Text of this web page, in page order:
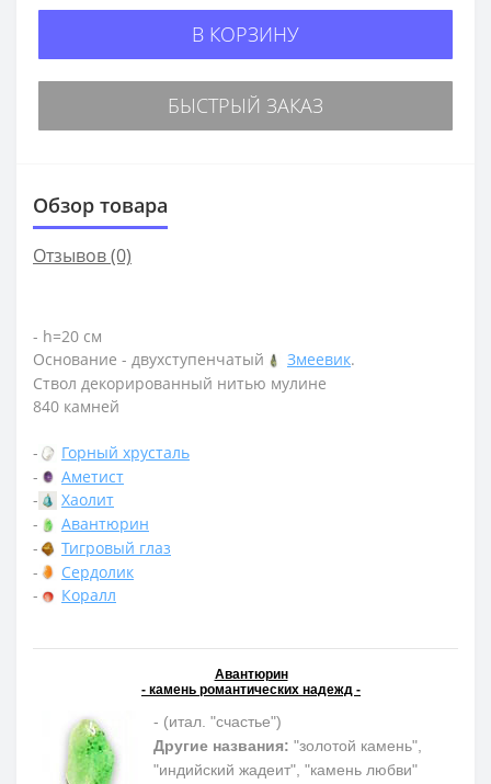
В КОРЗИНУ
БЫСТРЫЙ ЗАКАЗ
Обзор товара
Отзывов (0)
- h=20 см
Основание - двухступенчатый
Змеевик.
Ствол декорированный нитью мулине
840 камней
-
Горный хрусталь
-
Аметист
-
Хаолит
-
Авантюрин
-
Тигровый глаз
-
Сердолик
-
Коралл
Авантюрин
- камень романтических надежд -
- (итал. "счастье")
Другие названия: "золотой камень",
"индийский жадеит", "камень любви"